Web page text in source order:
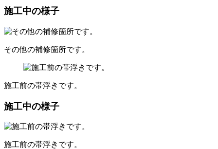
施工中の様子
その他の補修箇所です。
施工前の帯浮きです。
施工中の様子
施工前の帯浮きです。